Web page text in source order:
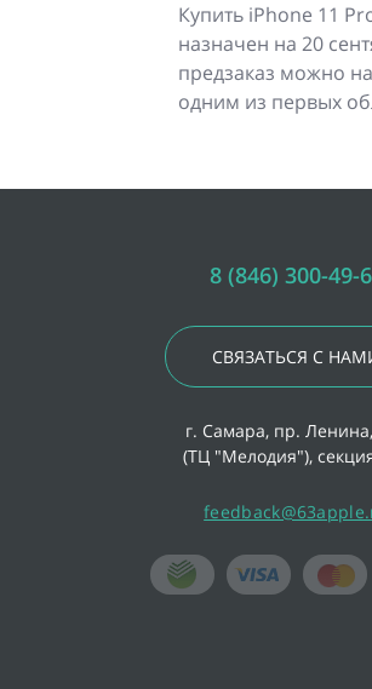
Купить iPhone 11
назначен на 20
предзаказ можно
одним из первых
8 (846) 300-49-
СВЯЗАТЬСЯ С
г. Самара, пр.
(ТЦ "Мелодия"),